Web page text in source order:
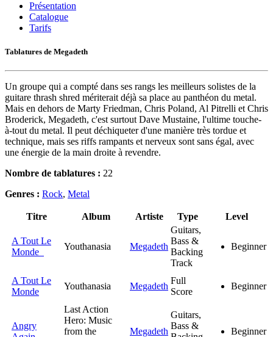
Présentation
Catalogue
Tarifs
Tablatures de Megadeth
Un groupe qui a compté dans ses rangs les meilleurs solistes de la
guitare thrash shred mériterait déjà sa place au panthéon du metal.
Mais en dehors de Marty Friedman, Chris Poland, Al Pitrelli et Chris
Broderick, Megadeth, c'est surtout Dave Mustaine, l'ultime touche-
à-tout du metal. Il peut déchiqueter d'une manière très tordue et
technique, mais ses riffs rampants et nerveux sont sans égal, avec
une énergie de la main droite à revendre.
Nombre de tablatures : 22
Genres : Rock, Metal
Titre Album Artiste Type Level
A Tout Le
Monde
Youthanasia Megadeth
Guitars,
Bass &
Backing
Track
Beginner
A Tout Le
Monde
Youthanasia Megadeth
Full
Score
Beginner
Angry
Last Action
Hero: Music
from the
Megadeth
Guitars,
Bass &
Beginner